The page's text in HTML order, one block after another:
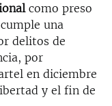
como preso
una
delitos de
por
en diciembre
y el fin de